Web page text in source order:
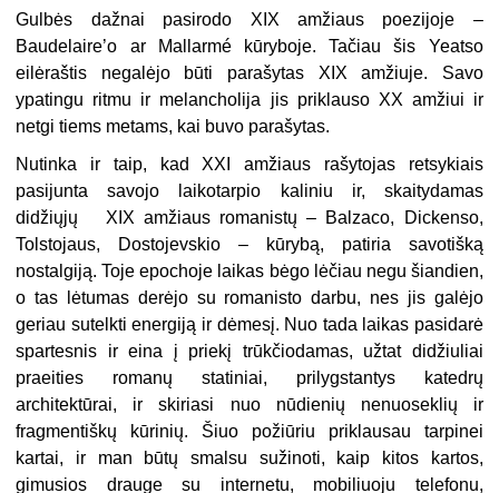
Gulbės dažnai pasirodo XIX amžiaus poezijoje –
Baudelaire’o ar Mallarmé kūryboje. Tačiau šis Yeatso
eilėraštis negalėjo būti parašytas XIX amžiuje. Savo
ypatingu ritmu ir melancholija jis priklauso XX amžiui ir
netgi tiems metams, kai buvo parašytas.
Nutinka ir taip, kad XXI amžiaus rašytojas retsykiais
pasijunta savojo laikotarpio kaliniu ir, skaitydamas
didžiųjų XIX amžiaus romanistų – Balzaco, Dickenso,
Tolstojaus, Dostojevskio – kūrybą, patiria savotišką
nostalgiją. Toje epochoje laikas bėgo lėčiau negu šiandien,
o tas lėtumas derėjo su romanisto darbu, nes jis galėjo
geriau sutelkti energiją ir dėmesį. Nuo tada laikas pasidarė
spartesnis ir eina į priekį trūkčiodamas, užtat didžiuliai
praeities romanų statiniai, prilygstantys katedrų
architektūrai, ir skiriasi nuo nūdienių nenuoseklių ir
fragmentiškų kūrinių. Šiuo požiūriu priklausau tarpinei
kartai, ir man būtų smalsu sužinoti, kaip kitos kartos,
gimusios drauge su internetu, mobiliuoju telefonu,